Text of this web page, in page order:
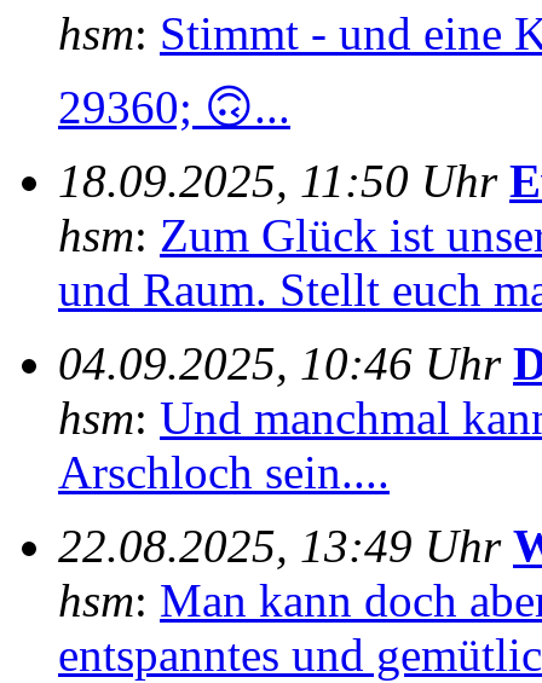
hsm: Stimmt - und eine
29360; 🙃...
18.09.2025, 11:50 Uhr
hsm: Zum Glück ist
und Raum. Stellt euch
04.09.2025, 10:46 Uhr
hsm: Und manchmal
Arschloch sein....
22.08.2025, 13:49 Uhr
hsm: Man kann doch
entspanntes und